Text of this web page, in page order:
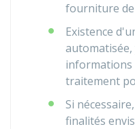
fourniture
Existence
informations
traitement
Si
finalités